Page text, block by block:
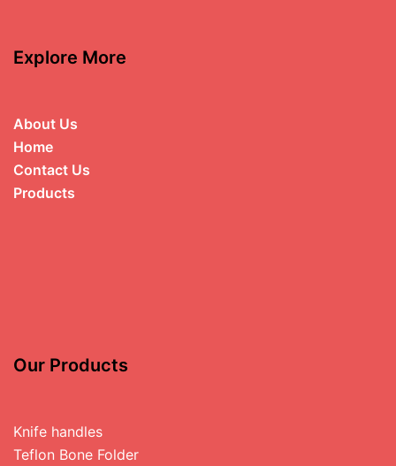
Explore More
About Us
Home
Contact Us
Products
Our Products
Knife handles
Teflon Bone Folder